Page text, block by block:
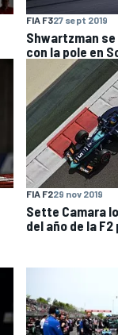
FIA F327 sept 2019
Shwartzman
con la pole en
FIA F229 nov 2019
Sette Camara
del año de la